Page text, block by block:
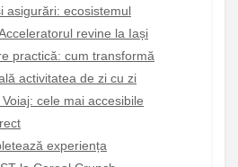
asigurări: ecosistemul
revine la Iași
practică: cum transformă
activitatea de zi cu zi
cele mai accesibile
experiența